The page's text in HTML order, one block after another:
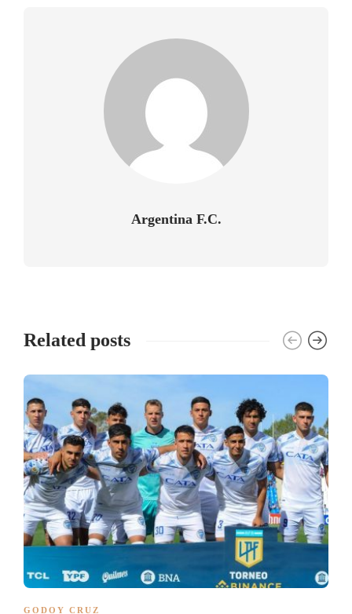
Argentina F.C.
Related posts
GODOY CRUZ